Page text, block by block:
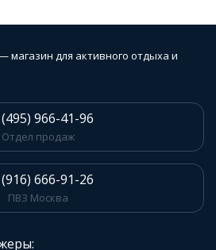
магазин для активного отдыха и
966-41-96
Отдел продаж
666-91-26
ПВЗ Москва